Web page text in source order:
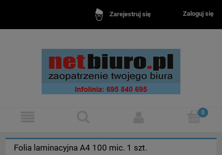
Zarejestruj się Zaloguj się
Folia laminacyjna A4 100 mic. 1 szt.